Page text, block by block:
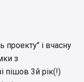
проекту" і вчасну
з
пішов 3й рік(!)